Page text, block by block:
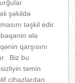
şəkildə
təşkil edir.
ələ
qarşısını
Biz bu
təmin
cihazlardan